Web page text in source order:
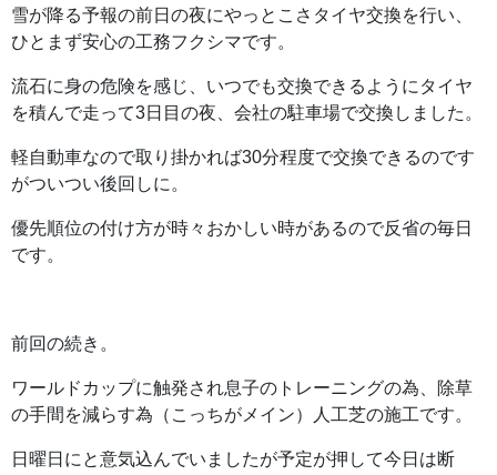
雪が降る予報の前日の夜にやっとこさタイヤ交換を行い、
ひとまず安心の工務フクシマです。
流石に身の危険を感じ、いつでも交換できるようにタイヤ
を積んで走って3日目の夜、会社の駐車場で交換しました。
軽自動車なので取り掛かれば30分程度で交換できるのです
がついつい後回しに。
優先順位の付け方が時々おかしい時があるので反省の毎日
です。
前回の続き。
ワールドカップに触発され息子のトレーニングの為、除草
の手間を減らす為（こっちがメイン）人工芝の施工です。
日曜日にと意気込んでいましたが予定が押して今日は断